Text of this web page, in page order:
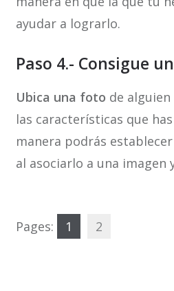
ayudar a lograrlo.
Paso 4.- Consigue
Ubica una foto de alguien
las características que
manera podrás
al asociarlo a una imagen
Pages: 1 2